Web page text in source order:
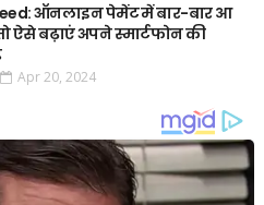
ऑनलाइन पेमेंट में बार-बार आ
ऐसे बढ़ाएं अपने स्मार्टफोन की
Apr 20, 2024